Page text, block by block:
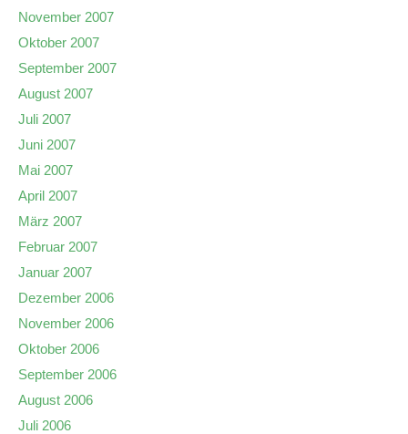
November 2007
Oktober 2007
September 2007
August 2007
Juli 2007
Juni 2007
Mai 2007
April 2007
März 2007
Februar 2007
Januar 2007
Dezember 2006
November 2006
Oktober 2006
September 2006
August 2006
Juli 2006